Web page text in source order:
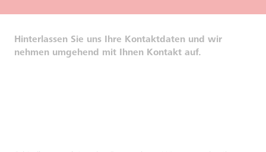
Hinterlassen Sie uns Ihre Kontaktdaten und wir
nehmen umgehend mit Ihnen Kontakt auf.